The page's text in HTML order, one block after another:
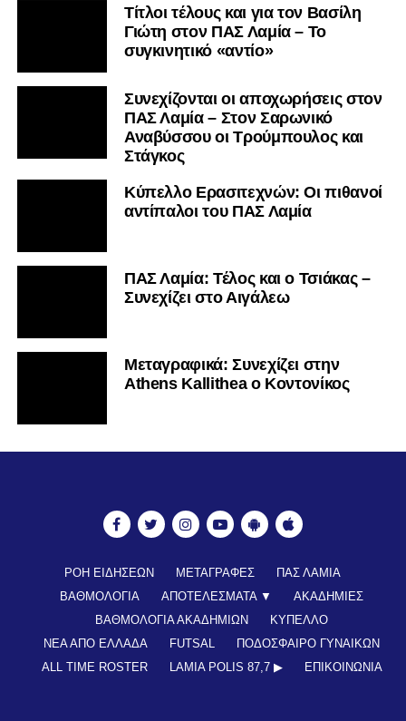
Τίτλοι τέλους και για τον Βασίλη
Γιώτη στον ΠΑΣ Λαμία – Το
συγκινητικό «αντίο»
Συνεχίζονται οι αποχωρήσεις στον
ΠΑΣ Λαμία – Στον Σαρωνικό
Αναβύσσου οι Τρούμπουλος και
Στάγκος
Κύπελλο Ερασιτεχνών: Οι πιθανοί
αντίπαλοι του ΠΑΣ Λαμία
ΠΑΣ Λαμία: Τέλος και ο Τσιάκας –
Συνεχίζει στο Αιγάλεω
Mεταγραφικά: Συνεχίζει στην
Athens Kallithea ο Κοντονίκος
ΡΟΗ ΕΙΔΗΣΕΩΝ ΜΕΤΑΓΡΑΦΕΣ
ΠΑΣ ΛΑΜΙΑ
ΒΑΘΜΟΛΟΓΙΑ
ΑΠΟΤΕΛΕΣΜΑΤΑ ▼
ΑΚΑΔΗΜΙΕΣ
ΒΑΘΜΟΛΟΓΙΑ ΑΚΑΔΗΜΙΩΝ
ΚΥΠΕΛΛΟ
ΝΕΑ ΑΠΟ ΕΛΛΑΔΑ
FUTSAL
ΠΟΔΟΣΦΑΙΡΟ ΓΥΝΑΙΚΩΝ
ALL TIME ROSTER
LAMIA POLIS 87,7 ▶︎ ΕΠΙΚΟΙΝΩΝΊΑ